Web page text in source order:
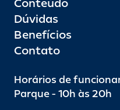
Conteúdo
Dúvidas
Benefícios
Contato
Horários de
Parque - 10h às 20h